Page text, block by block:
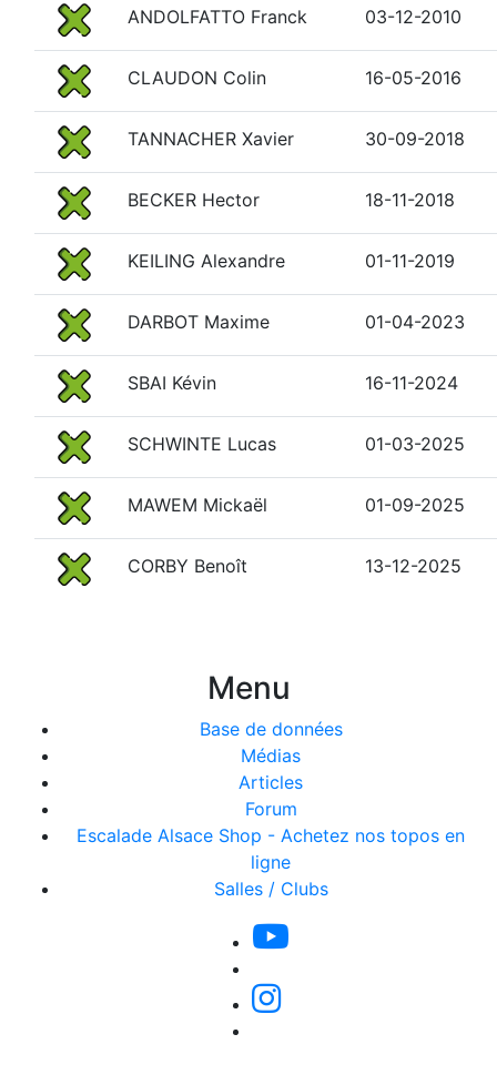
ANDOLFATTO Franck 03-12-2010
CLAUDON Colin 16-05-2016
TANNACHER Xavier 30-09-2018
BECKER Hector 18-11-2018
KEILING Alexandre 01-11-2019
DARBOT Maxime 01-04-2023
SBAI Kévin 16-11-2024
SCHWINTE Lucas 01-03-2025
MAWEM Mickaël 01-09-2025
CORBY Benoît 13-12-2025
Menu
Base de données
Médias
Articles
Forum
Escalade Alsace Shop - Achetez nos topos en
ligne
Salles / Clubs